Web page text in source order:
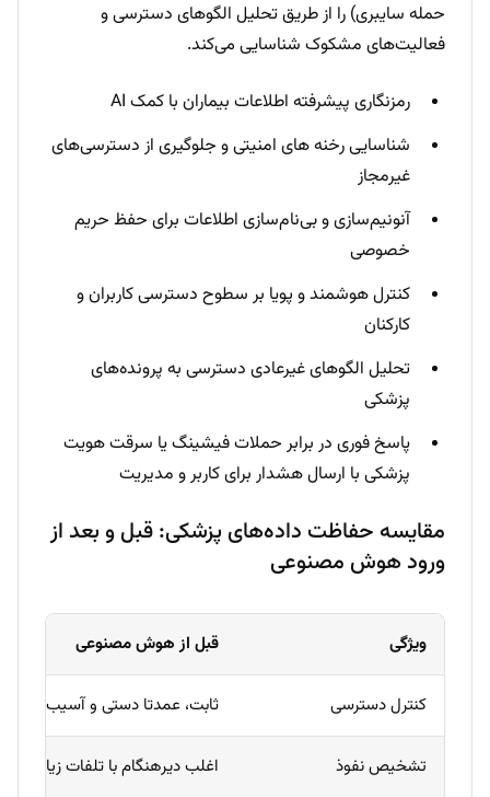
حمله سایبری) را از طریق تحلیل الگوهای دسترسی و
فعالیت‌های مشکوک شناسایی می‌کند.
رمزنگاری پیشرفته اطلاعات بیماران با کمک AI
شناسایی رخنه های امنیتی و جلوگیری از دسترسی‌های
غیرمجاز
آنونیم‌سازی و بی‌نام‌سازی اطلاعات برای حفظ حریم
خصوصی
کنترل هوشمند و پویا بر سطوح دسترسی کاربران و
کارکنان
تحلیل الگوهای غیرعادی دسترسی به پرونده‌های
پزشکی
پاسخ فوری در برابر حملات فیشینگ یا سرقت هویت
پزشکی با ارسال هشدار برای کاربر و مدیریت
مقایسه حفاظت داده‌های پزشکی: قبل و بعد از
ورود هوش مصنوعی
ویژگی قبل از هوش مصنوعی
کنترل دسترسی ثابت، عمدتا دستی و آسیب‌پذیر
تشخیص نفوذ اغلب دیرهنگام با تلفات زیاد